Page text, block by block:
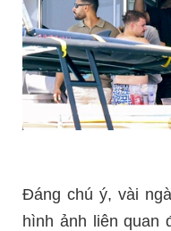
Đáng chú ý, vài
hình ảnh liên quan